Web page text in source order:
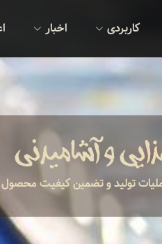
کاربردی اخبار
و آشامیدنی